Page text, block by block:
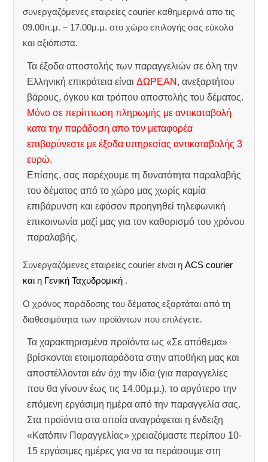
συνεργαζόμενες εταιρείες courier καθημερινά απο τις
09.00π.μ. – 17.00μ.μ. στο χώρο επιλογής σας εύκολα
και αξιόπιστα.
Τα έξοδα αποστολής των παραγγελιών σε όλη την
Ελληνική επικράτεια είναιΔΩΡΕΑΝ , ανεξαρτήτου
βάρους, όγκου και τρόπου αποστολής του δέματος.
Μόνο σε περίπτωση πληρωμής με αντικαταβολή
κατα την παράδοση απο τον μεταφορέα
επιβαρύνεστε με έξοδα υπηρεσίας αντικαταβολής 3
ευρώ.
Επίσης, σας παρέχουμε τη δυνατότητα παραλαβής
του δέματος από το χώρο μας χωρίς καμία
επιβάρυνση και εφόσον προηγηθεί τηλεφωνική
επικοινωνία μαζί μας για τον καθορισμό του χρόνου
παραλαβής.
Συνεργαζόμενες εταιρείες courier είναι ηACS courier
και η Γενική Ταχυδρομική .
Ο χρόνος παράδοσης του δέματος εξαρτάται από τη
διαθεσιμότητα των προϊόντων που επιλέγετε.
Τα χαρακτηρισμένα προϊόντα ως «Σε απόθεμα»
βρίσκονται ετοιμοπαράδοτα στην αποθήκη μας και
αποστέλλονται εάν όχι την ίδια (για παραγγελίες
που θα γίνουν έως τις 14.00μ.μ.), το αργότερο την
επόμενη εργάσιμη ημέρα από την παραγγελία σας.
Στα προϊόντα στα οποία αναγράφεται η ένδειξη
«Κατόπιν Παραγγελίας» χρειαζόμαστε περίπου 10-
15 εργάσιμες ημέρες για να τα περάσουμε στη